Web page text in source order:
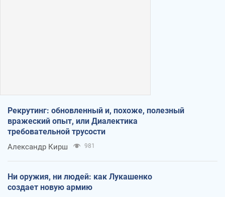
Рекрутинг: обновленный и, похоже, полезный
вражеский опыт, или Диалектика
требовательной трусости
Александр Кирш 981
Ни оружия, ни людей: как Лукашенко
создает новую армию